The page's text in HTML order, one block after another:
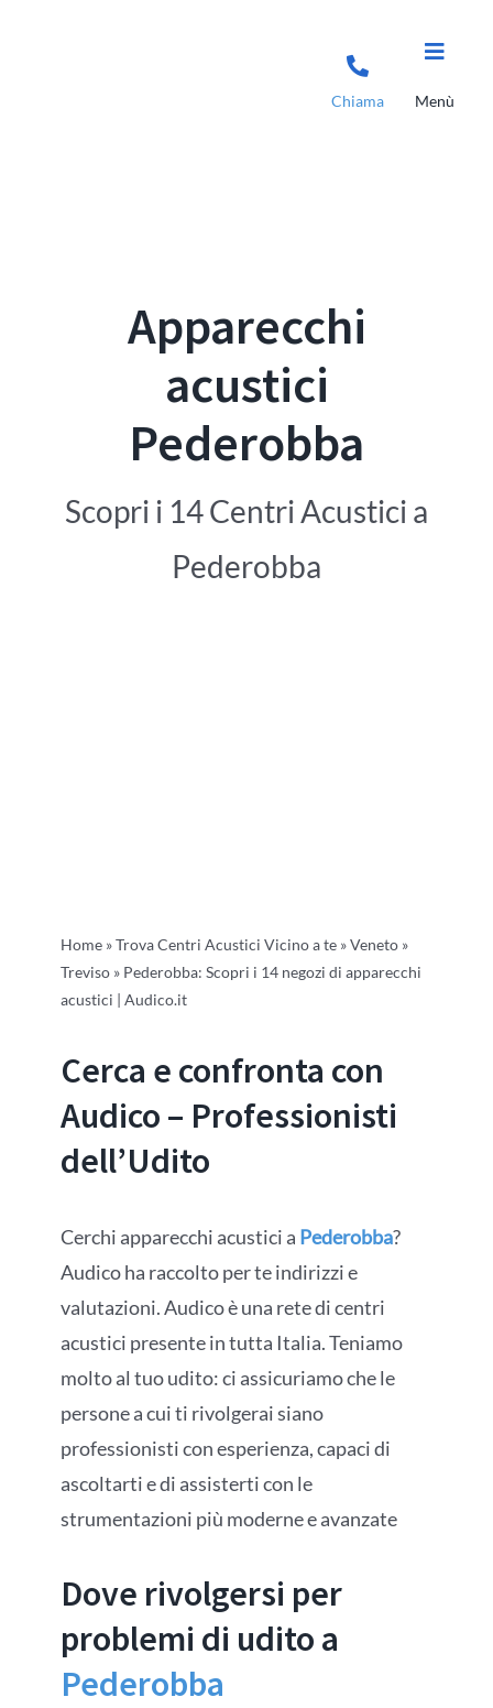
Chiama Menù
Apparecchi
acustici
Pederobba
Scopri i 14 Centri Acustici a
Pederobba
Home»Trova Centri Acustici Vicino a te»Veneto»
Treviso» Pederobba: Scopri i 14 negozi di apparecchi
acustici | Audico.it
Cerca e confronta con
Audico – Professionisti
dell’Udito
Cerchi apparecchi acustici a Pederobba?
Audico ha raccolto per te indirizzi e
valutazioni. Audico è una rete di centri
acustici presente in tutta Italia. Teniamo
molto al tuo udito: ci assicuriamo che le
persone a cui ti rivolgerai siano
professionisti con esperienza, capaci di
ascoltarti e di assisterti con le
strumentazioni più moderne e avanzate
Dove rivolgersi per
problemi di udito a
Pederobba